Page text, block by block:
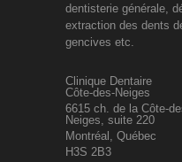
dentisterie générale,
extraction des dents
gencives etc.
Clinique Dentaire
Côte-des-Neiges
6615 ch. de la Côte-
Neiges, suite 220
Montréal, Québec
H3S 2B3